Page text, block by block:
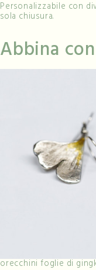
Personalizzabile con
sola chiusura.
Abbina
orecchini foglie di